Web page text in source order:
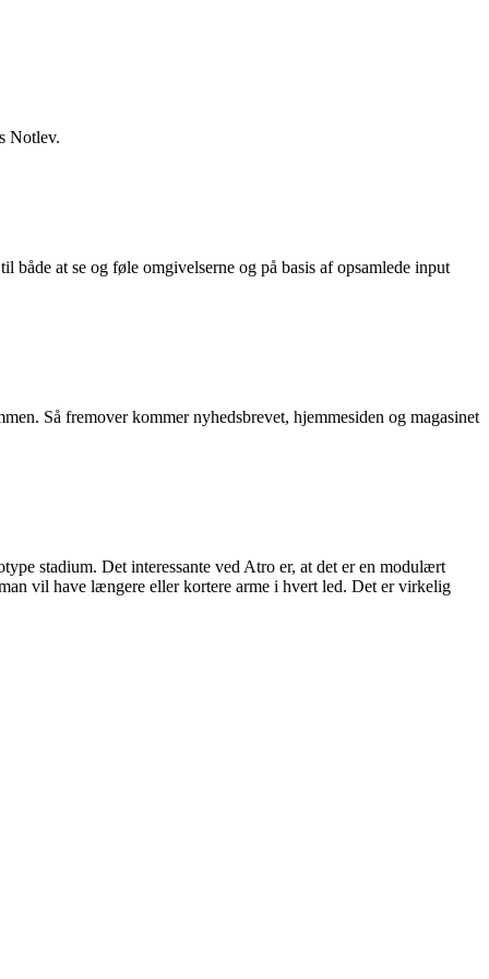
Notlev.
at se og føle omgivelserne og på basis af opsamlede input
Så fremover kommer nyhedsbrevet, hjemmesiden og magasinet
stadium. Det interessante ved Atro er, at det er en modulært
vil have længere eller kortere arme i hvert led. Det er virkelig